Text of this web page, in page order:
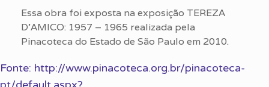
Essa obra foi exposta na exposição TEREZA
D’AMICO: 1957 – 1965 realizada pela
Pinacoteca do Estado de São Paulo em 2010.
Fonte: http://www.pinacoteca.org.br/pinacoteca-